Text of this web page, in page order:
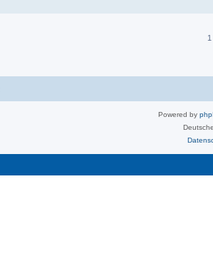
Powered by